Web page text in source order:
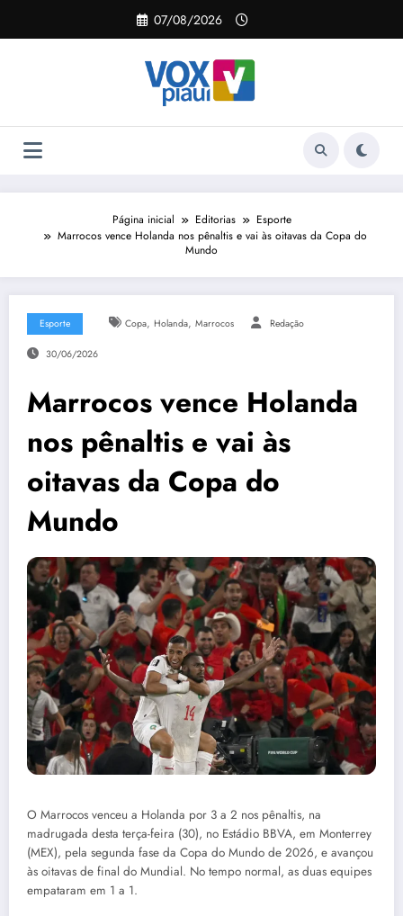
o
07/08/2026
Página inicial Editorias
Esporte
Marrocos vence Holanda nos pênaltis e vai às oitavas da Copa do
Mundo
Esporte Copa, Holanda, Marrocos Redação
30/06/2026
Marrocos vence Holanda
nos pênaltis e vai às
oitavas da Copa do
Mundo
O Marrocos venceu a Holanda por 3 a 2 nos pênaltis, na
madrugada desta terça-feira (30), no Estádio BBVA, em Monterrey
(MEX), pela segunda fase da Copa do Mundo de 2026, e avançou
às oitavas de final do Mundial. No tempo normal, as duas equipes
empataram em 1 a 1.